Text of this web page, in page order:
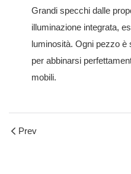
Grandi specchi dalle
illuminazione integrata,
luminosità. Ogni pezzo
per abbinarsi
mobili.
Prev